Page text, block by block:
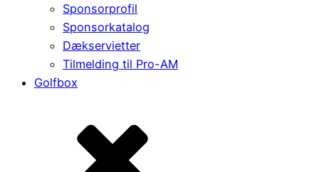
Sponsorprofil
Sponsorkatalog
Dækservietter
Tilmelding til Pro-AM
Golfbox